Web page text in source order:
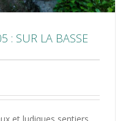
: SUR LA BASSE